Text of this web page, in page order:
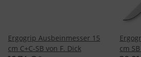
Ergogrip Ausbeinmesser 15
cm C+C-SB von F. Dick
cm